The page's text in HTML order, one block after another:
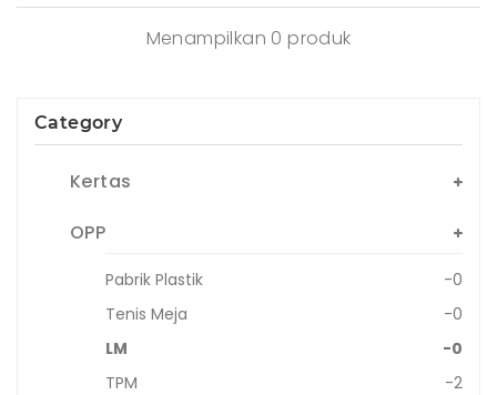
Menampilkan 0 produk
Category
Kertas
OPP
Pabrik Plastik
-0
Tenis Meja
-0
LM
-0
TPM
-2